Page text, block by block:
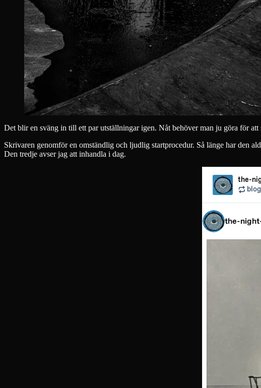
Det blir en sväng in till ett par utställningar igen. Nåt behöver man ju göra för att
Skrivaren genomför en omständlig och ljudlig startprocedur. Så länge har den
Den tredje avser jag att inhandla i dag.